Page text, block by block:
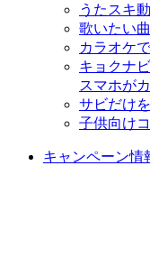
うたスキ
歌いたい
カラオケ
キョクナ
スマホが
サビだけ
子供向け
キャンペーン情